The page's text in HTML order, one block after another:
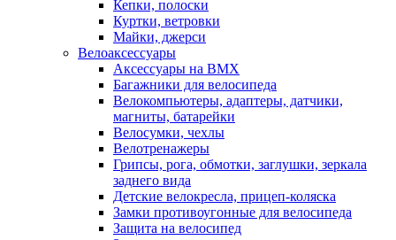
Кепки, полоски
Куртки, ветровки
Майки, джерси
Велоаксессуары
Аксессуары на BMX
Багажники для велосипеда
Велокомпьютеры, адаптеры, датчики,
магниты, батарейки
Велосумки, чехлы
Велотренажеры
Грипсы, рога, обмотки, заглушки, зеркала
заднего вида
Детские велокресла, прицеп-коляска
Замки противоугонные для велосипеда
Защита на велосипед